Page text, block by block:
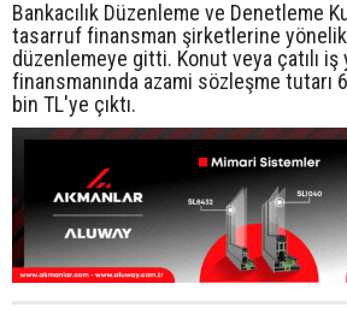
Bankacılık Düzenleme ve Denetleme
tasarruf finansman şirketlerine yönelik
düzenlemeye gitti. Konut veya çatılı iş
finansmanında azami sözleşme tutarı
bin TL'ye çıktı.